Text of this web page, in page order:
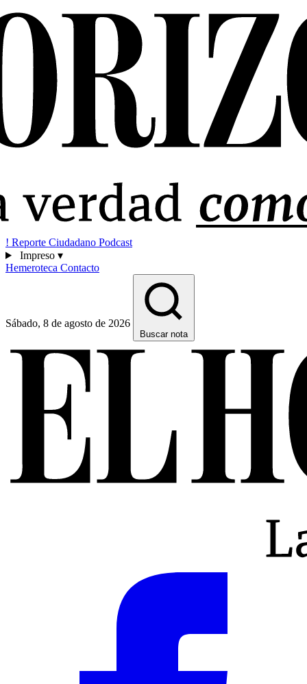
! Reporte Ciudadano Podcast
Impreso ▾
Hemeroteca Contacto
Sábado, 8 de agosto de 2026
Buscar nota